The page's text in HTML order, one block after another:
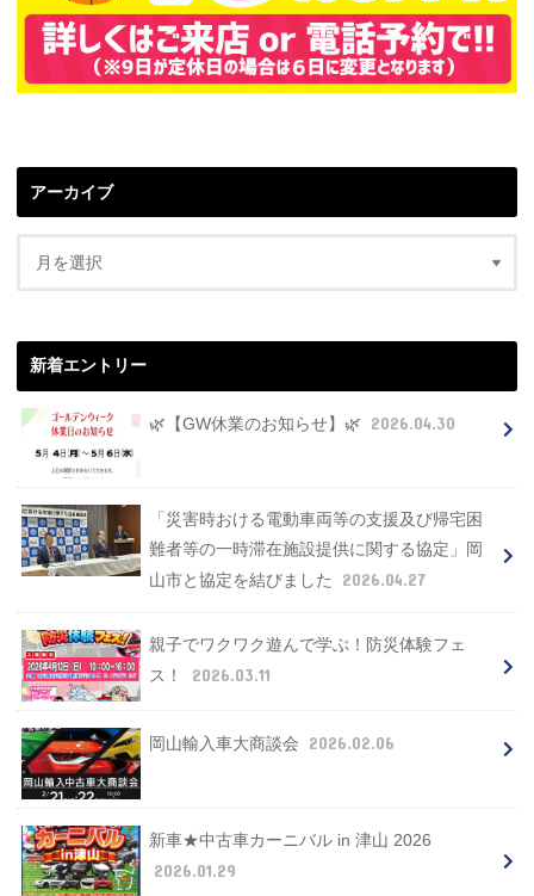
アーカイブ
新着エントリー
🌿【GW休業のお知らせ】🌿 2026.04.30
「災害時おける電動車両等の支援及び帰宅困
難者等の一時滞在施設提供に関する協定」岡
山市と協定を結びました
2026.04.27
親子でワクワク遊んで学ぶ！防災体験フェ
ス！
2026.03.11
岡山輸入車大商談会 2026.02.06
新車★中古車カーニバル in 津山 2026
2026.01.29